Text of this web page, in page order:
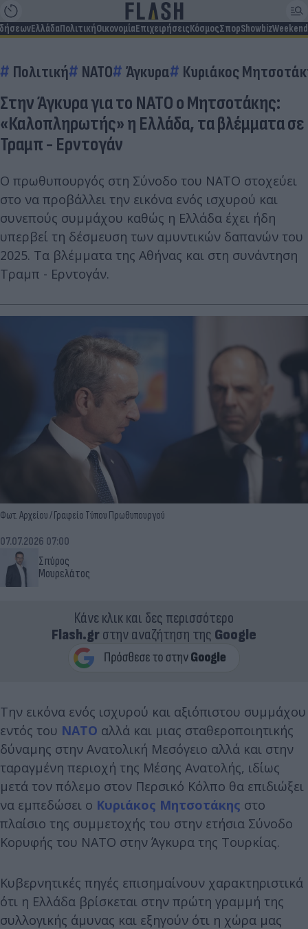
ΕλλάδαΠολιτικήΟικονομίαΕπιχειρήσειςΚόσμοςΣπορShowbizWeekend
Πολιτική ΝΑΤΟ Άγκυρα Κυριάκος
Στην Άγκυρα για το ΝΑΤΟ ο Μητσοτάκης:
«Καλοπληρωτής» η Ελλάδα, τα βλέμματα σε
Τραμπ - Ερντογάν
Ο πρωθυπουργός στη Σύνοδο του ΝΑΤΟ στοχεύει
στο να προβάλλει την εικόνα ενός ισχυρού και
συνεπούς συμμάχου καθώς η Ελλάδα έχει ήδη
υπερβεί τη δέσμευση των αμυντικών δαπανών του
2025. Τα βλέμματα της Αθήνας και στη συνάντηση
Τραμπ - Ερντογάν.
Φωτ. Αρχείου / Γραφείο Τύπου Πρωθυπουργού
Σπύρος
Μουρελάτος
07.07.2026 07:00
Κάνε κλικ και δες περισσότερο
Flash.grστην αναζήτηση της Google
Την εικόνα ενός ισχυρού και αξιόπιστου συμμάχου
εντός του ΝΑΤΟ αλλά και μιας σταθεροποιητικής
δύναμης στην Ανατολική Μεσόγειο αλλά και στην
ταραγμένη περιοχή της Μέσης Ανατολής, ιδίως
μετά τον πόλεμο στον Περσικό Κόλπο θα επιδιώξει
να εμπεδώσει ο Κυριάκος Μητσοτάκης στο
πλαίσιο της συμμετοχής του στην ετήσια Σύνοδο
Κορυφής του ΝΑΤΟ στην Άγκυρα της Τουρκίας.
Κυβερνητικές πηγές επισημαίνουν χαρακτηριστικά
ότι η Ελλάδα βρίσκεται στην πρώτη γραμμή της
συλλογικής άμυνας και εξηγούν ότι η χώρα μας